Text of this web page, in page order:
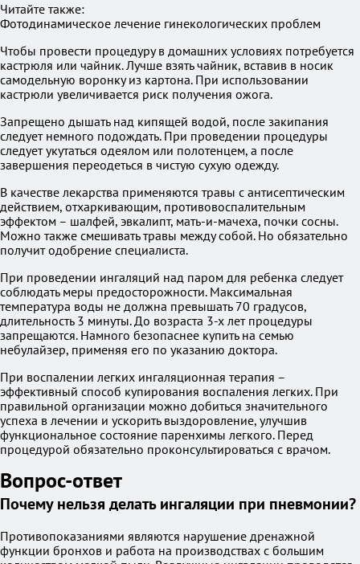
Читайте также:
Фотодинамическое лечение гинекологических проблем
Чтобы провести процедуру в домашних условиях потребуется
кастрюля или чайник. Лучше взять чайник, вставив в носик
самодельную воронку из картона. При использовании
кастрюли увеличивается риск получения ожога.
Запрещено дышать над кипящей водой, после закипания
следует немного подождать. При проведении процедуры
следует укутаться одеялом или полотенцем, а после
завершения переодеться в чистую сухую одежду.
В качестве лекарства применяются травы с антисептическим
действием, отхаркивающим, противовоспалительным
эффектом – шалфей, эвкалипт, мать-и-мачеха, почки сосны.
Можно также смешивать травы между собой. Но обязательно
получит одобрение специалиста.
При проведении ингаляций над паром для ребенка следует
соблюдать меры предосторожности. Максимальная
температура воды не должна превышать 70 градусов,
длительность 3 минуты. До возраста 3-х лет процедуры
запрещаются. Намного безопаснее купить на семью
небулайзер, применяя его по указанию доктора.
При воспалении легких ингаляционная терапия –
эффективный способ купирования воспаления легких. При
правильной организации можно добиться значительного
успеха в лечении и ускорить выздоровление, улучшив
функциональное состояние паренхимы легкого. Перед
процедурой обязательно проконсультироваться с врачом.
Вопрос-ответ
Почему нельзя делать ингаляции при пневмонии?
Противопоказаниями являются нарушение дренажной
функции бронхов и работа на производствах с большим